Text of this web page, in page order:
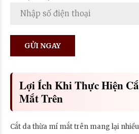
Lợi Ích Khi Thực Hiện
Mắt Trên
Cắt da thừa mí mắt trên mang lại